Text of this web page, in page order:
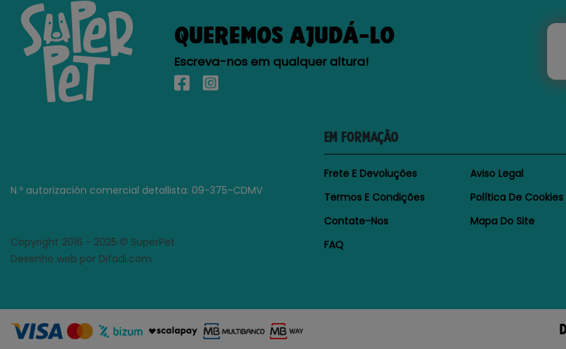
QUEREMOS AJUDÁ-LO
Escreva-nos em qualquer altura!
N.º autorización comercial detallista: 09-375-CDMV
Copyright 2016 - 2025 © SuperPet
Desenho web por Difadi.com
EM FORMAÇÃO
Frete E Devoluções
Aviso Legal
Termos E Condições
Política De Cookies
Contate-Nos
Mapa Do Site
FAQ